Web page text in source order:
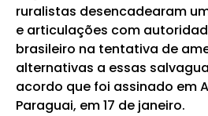
ruralistas desencadearam
e articulações com
brasileiro na tentativa de
alternativas a essas
acordo que foi assinado em
Paraguai, em 17 de janeiro.